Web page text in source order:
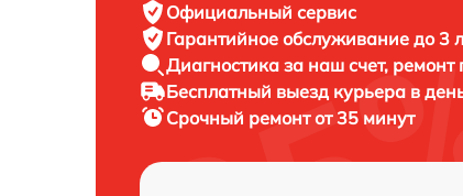
Официальный сервис
Гарантийное обслуживание до 3
Диагностика за наш счет, ремонт
Бесплатный выезд курьера в
Срочный ремонтот 35 минут